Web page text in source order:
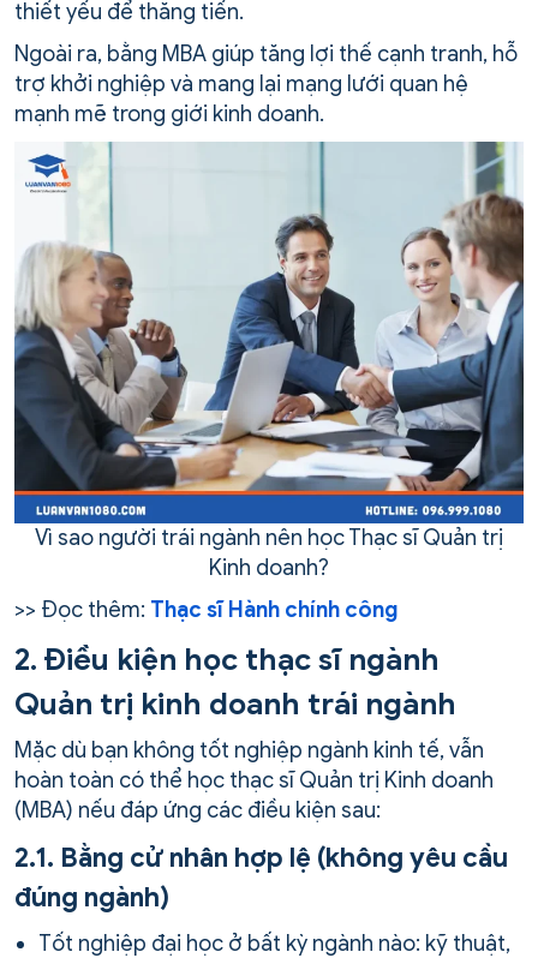
thiết yếu để thăng tiến.
Ngoài ra, bằng MBA giúp tăng lợi thế cạnh tranh, hỗ
trợ khởi nghiệp và mang lại mạng lưới quan hệ
mạnh mẽ trong giới kinh doanh.
Vì sao người trái ngành nên học Thạc sĩ Quản trị
Kinh doanh?
>> Đọc thêm: Thạc sĩ Hành chính công
2. Điều kiện học thạc sĩ ngành
Quản trị kinh doanh trái ngành
Mặc dù bạn không tốt nghiệp ngành kinh tế, vẫn
hoàn toàn có thể học thạc sĩ Quản trị Kinh doanh
(MBA) nếu đáp ứng các điều kiện sau:
2.1. Bằng cử nhân hợp lệ (không yêu cầu
đúng ngành)
Tốt nghiệp đại học ở bất kỳ ngành nào: kỹ thuật,